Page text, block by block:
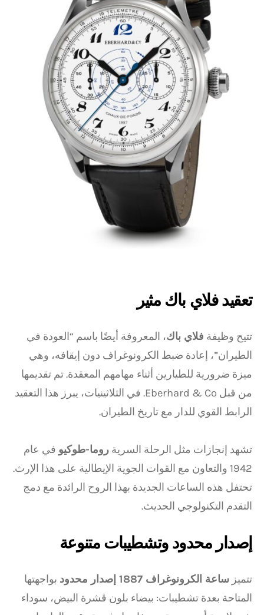
تعقيد فلاي باك مثير
تتيح وظيفة فلاي باك، المعروفة أيضًا باسم “العودة في
الطيران”، إعادة ضبط الكرونوغراف دون إيقافه، وهي
ميزة ضرورية للطيارين أثناء مهامهم المعقدة. تم تقديمها
من قبل Eberhard & Co. في الثلاثينيات، يبرز هذا التعقيد
الرابط القوي للدار مع تاريخ الطيران.
تشهد إنجازات مثل الرحلة السرية روما-طوكيو في عام
1942 والتعاون مع القوات الجوية الإيطالية على هذا الإرث.
تحتفل هذه الساعات الجديدة بهذا الروح الرائدة مع دمج
التقدم التكنولوجي الحديث.
إصدار محدود وتشطيبات متنوعة
تتميز ساعة الكرونوغراف 1887 إصدار محدود
بواجهتها
المتاحة بعدة تشطيبات: بيضاء بلون قشرة البيض، سوداء